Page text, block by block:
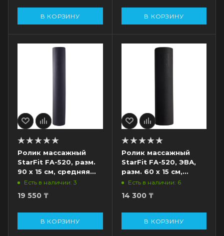
В КОРЗИНУ В КОРЗИНУ
Ролик массажный
StarFit FA-520, разм.
90 х 15 см, средняя
жесткость, черный
Есть в наличии: 3
19 550 ₸
В КОРЗИНУ
Ролик массажный
StarFit FA-520, ЭВА,
разм. 60 х 15 см,
средняя жесткость,
Есть в наличии: 6
14 300₸
В КОРЗИНУ